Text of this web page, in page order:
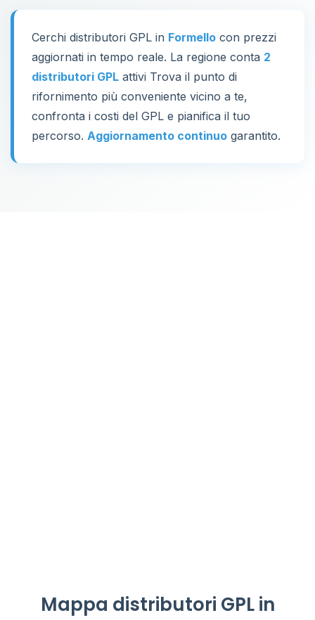
Cerchi distributori GPL in Formello con prezzi
aggiornati in tempo reale. La regione conta 2
distributori GPL attivi Trova il punto di
rifornimento più conveniente vicino a te,
confronta i costi del GPL e pianifica il tuo
percorso. Aggiornamento continuo garantito.
Mappa distributori GPL in